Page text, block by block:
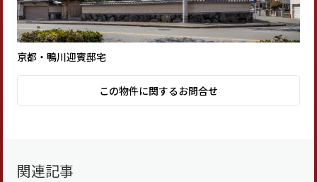
京都・鴨川迎賓邸宅
この物件に関するお問合せ
関連記事